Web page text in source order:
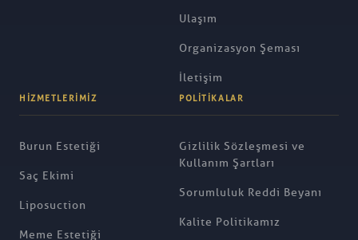
Ulaşım
Organizasyon Şeması
İletişim
HIZMETLERIMIZ
Burun Estetiği
Saç Ekimi
Liposuction
Meme Estetiği
POLITIKALAR
Gizlilik Sözleşmesi ve
Kullanım Şartları
Sorumluluk Reddi Beyanı
Kalite Politikamız